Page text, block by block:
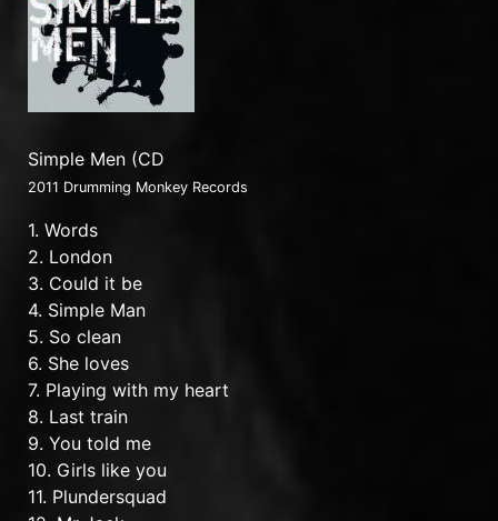
Simple Men (CD
2011 Drumming Monkey Records
1. Words
2. London
3. Could it be
4. Simple Man
5. So clean
6. She loves
7. Playing with my heart
8. Last train
9. You told me
10. Girls like you
11. Plundersquad